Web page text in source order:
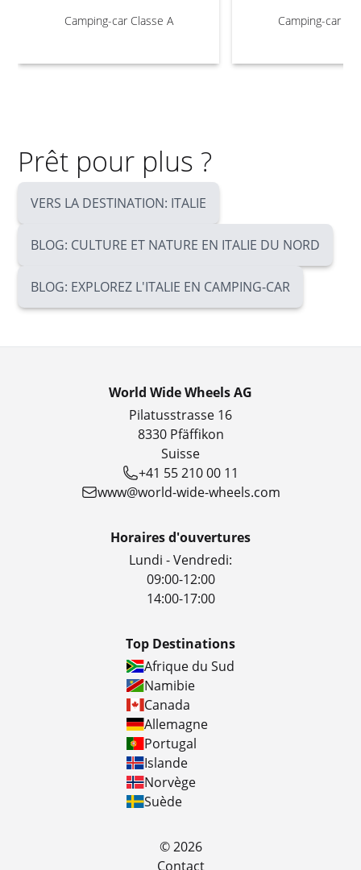
Camping-car Classe A Camping-car
Prêt pour plus ?
VERS LA DESTINATION: ITALIE
BLOG: CULTURE ET NATURE EN ITALIE DU NORD
BLOG: EXPLOREZ L'ITALIE EN CAMPING-CAR
World Wide Wheels AG
Pilatusstrasse 16
8330 Pfäffikon
Suisse
+41 55 210 00 11
www@world-wide-wheels.com
Horaires d'ouvertures
Lundi - Vendredi:
09:00-12:00
14:00-17:00
Top Destinations
Afrique du Sud
Namibie
Canada
Allemagne
Portugal
Islande
Norvège
Suède
© 2026
Contact